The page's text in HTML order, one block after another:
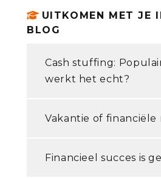
UITKOMEN MET JE
BLOG
Cash stuffing:
werkt het echt?
Vakantie of financiële
Financieel succes is